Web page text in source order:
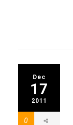
Dec
17
2011
0